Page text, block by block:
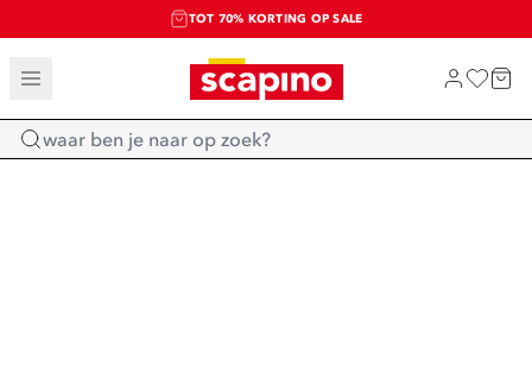
TOT 70% KORTING OP SALE
SALE: LAATSTE KANS!
SHOP NIEUW
Home